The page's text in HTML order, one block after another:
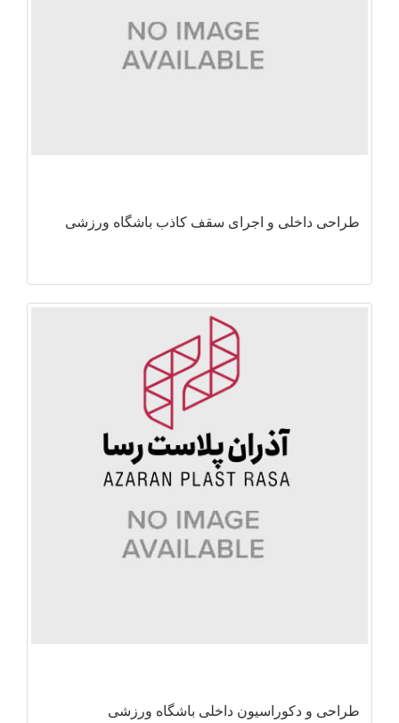
طراحی داخلی و اجرای سقف کاذب باشگاه ورزشی
طراحی و دکوراسیون داخلی باشگاه ورزشی